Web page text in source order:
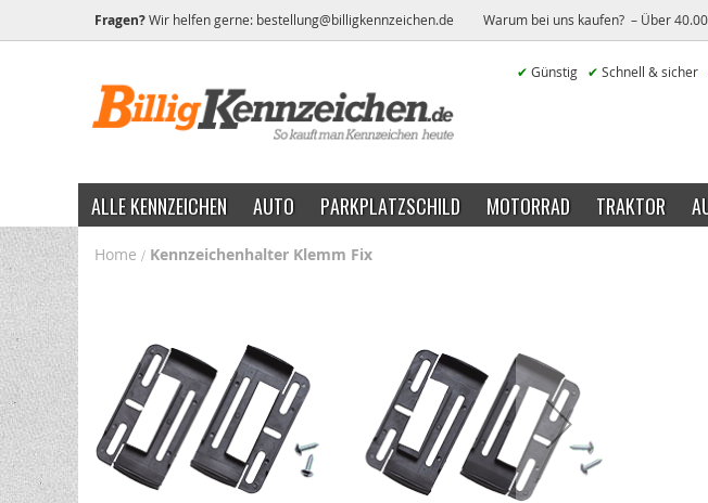
Fragen?Wir helfen gerne: bestellung@billigkennzeichen.de Warum bei uns kaufen? – Über
✔ Günstig ✔ Schnell & sicher
ALLE KENNZEICHEN AUTO PARKPLATZSCHILD MOTORRAD TRAKTOR
Home Kennzeichenhalter Klemm Fix
Bildgalerie
springen